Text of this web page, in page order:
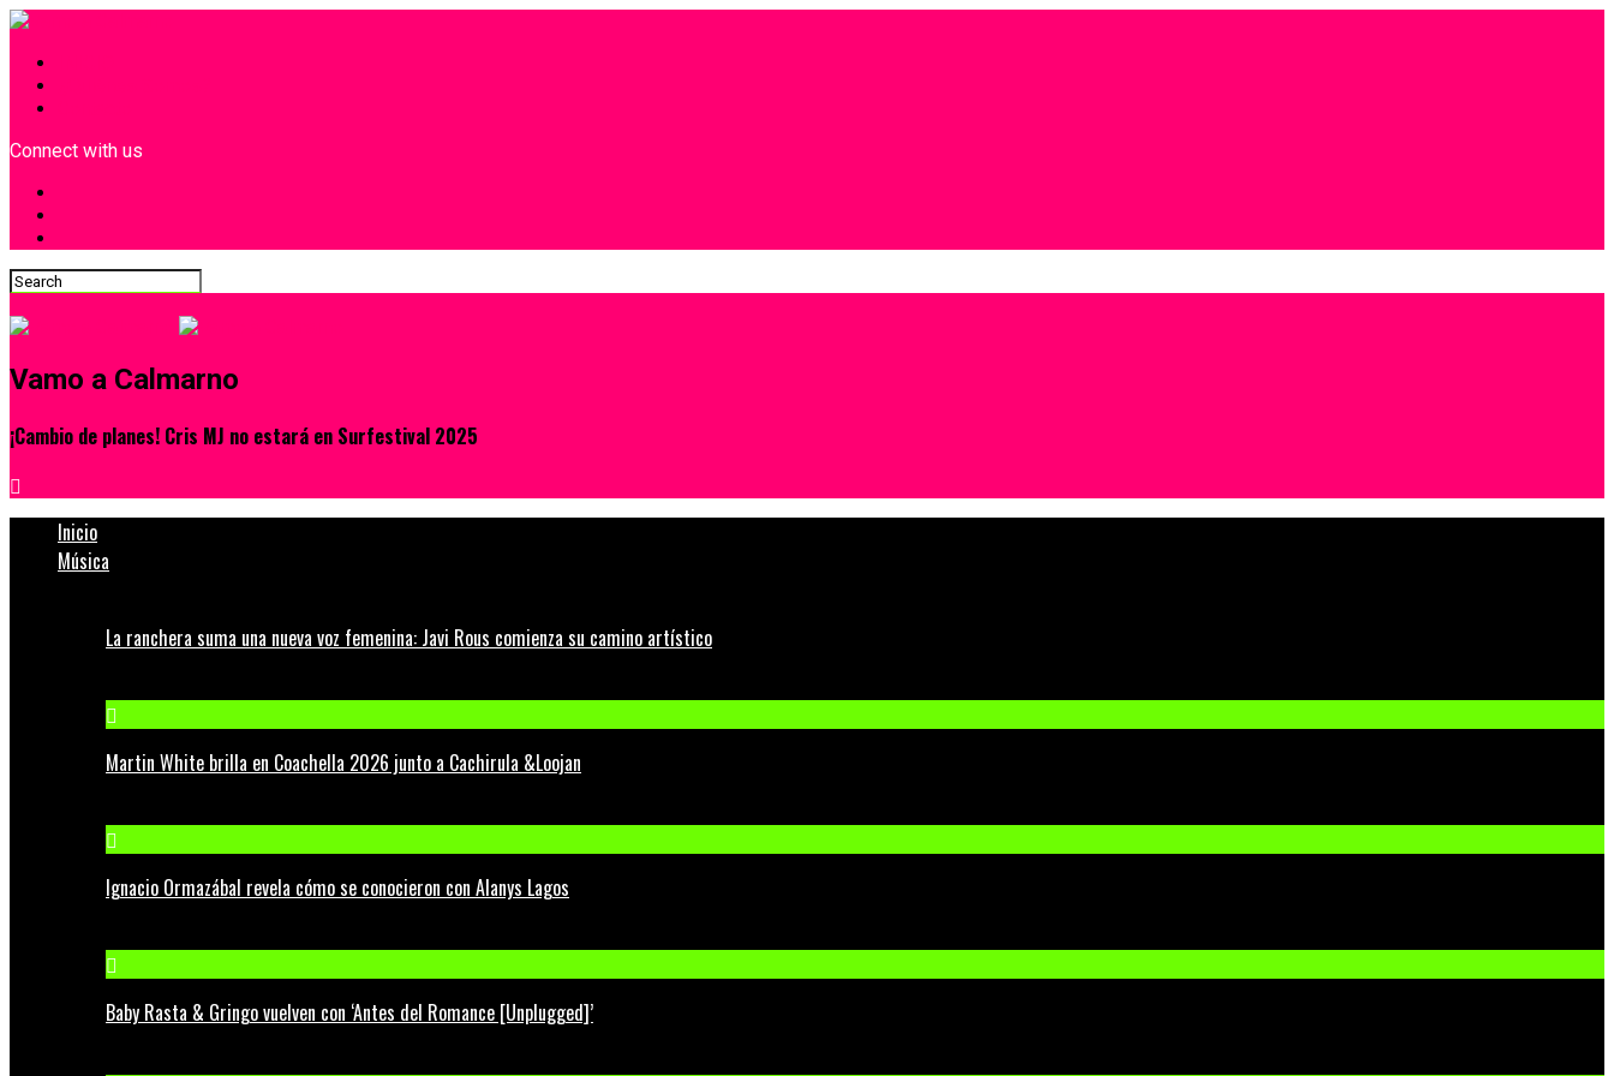
Connect with us
Vamo a Calmarno
¡Cambio de planes! Cris MJ no estará en Surfestival 2025
Inicio
Música
La ranchera suma una nueva voz femenina: Javi Rous comienza su camino artístico
Martin White brilla en Coachella 2026 junto a Cachirula &Loojan
Ignacio Ormazábal revela cómo se conocieron con Alanys Lagos
Baby Rasta & Gringo vuelven con ‘Antes del Romance [Unplugged]’